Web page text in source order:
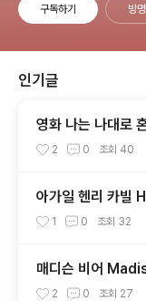
구독하기 방
인기글
영화 나는 나대로
anaka Yuko, 田
2 0 조회 40
아가일 헨리 카빌
1 0 조회 32
매디슨 비어
2 0 조회 27